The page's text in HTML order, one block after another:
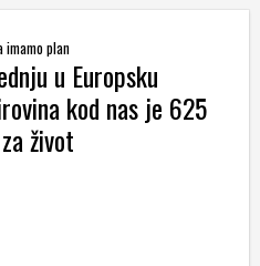
imamo plan
u Europsku
kod nas je 625
život